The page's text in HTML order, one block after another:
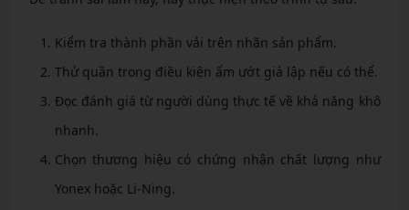
Kiểm tra thành phần vải trên nhãn sản phẩm.
Thử quần trong điều kiện ẩm ướt giả lập nếu có thể.
Đọc đánh giá từ người dùng thực tế về khả năng khô
nhanh.
Chọn thương hiệu có chứng nhận chất lượng như
Yonex hoặc Li-Ning.